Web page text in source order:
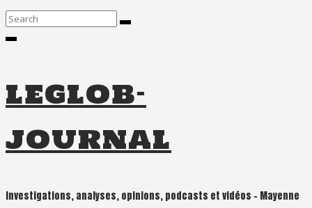
Search
leglob-
journal
Investigations, analyses, opinions, podcasts et vidéos – Mayenne